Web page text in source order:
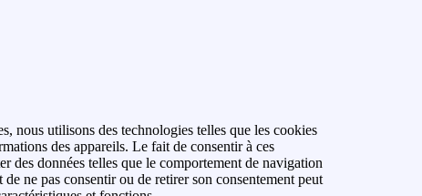
nous utilisons des technologies telles que les cookies
des appareils. Le fait de consentir à ces
des données telles que le comportement de navigation
ne pas consentir ou de retirer son consentement peut